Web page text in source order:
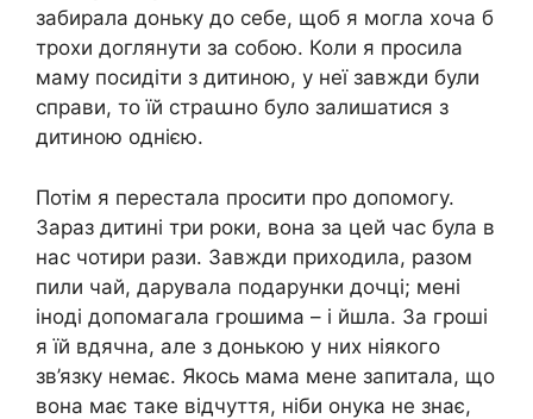
забирала доньку до себе, щоб я могла хоча б
трохи доглянути за собою. Коли я просила
маму посидіти з дитиною, у неї завжди були
справи, то їй страաно було залишатися з
дитиною однією.
Потім я перестала просити про допомогу.
Зараз дитині три роки, вона за цей час була в
нас чотири рази. Завжди приходила, разом
пили чай, дарувала подарунки дочці; мені
іноді допомагала грошима – і йшла. За гроші
я їй вдячна, але з донькою у них ніякого
зв’язку немає. Якось мама мене запитала, що
вона має таке відчуття, ніби онука не знає,